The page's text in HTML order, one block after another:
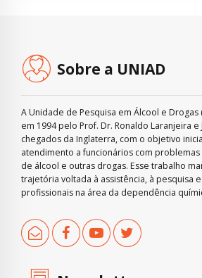
Sobre a UNIAD
A Unidade de Pesquisa em Álcool e Drogas
em 1994 pelo Prof. Dr. Ronaldo Laranjeira e
chegados da Inglaterra, com o objetivo
atendimento a funcionários com
de álcool e outras drogas. Esse trabalho
trajetória voltada à assistência, à pesquisa
profissionais na área da dependência